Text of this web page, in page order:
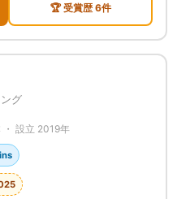
🏆 受賞歴 6件
グ
設立 2019年